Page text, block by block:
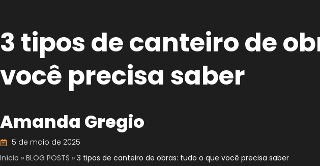
3 tipos de canteiro de
você precisa saber
Amanda Gregio
5 de maio de 2025
Início » BLOG POSTS » 3 tipos de canteiro de obras: tudo o que você precisa saber